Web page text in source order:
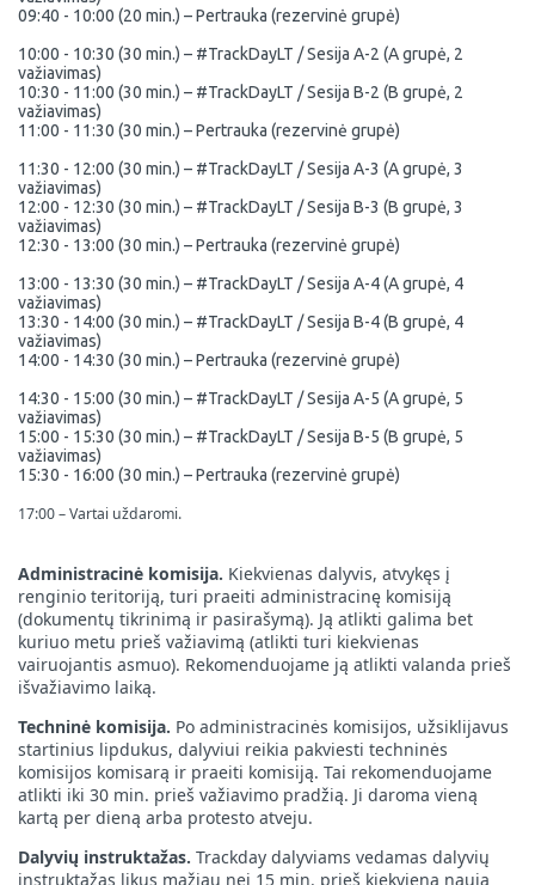
09:40 - 10:00 (20 min.) – Pertrauka (rezervinė grupė)
10:00 - 10:30 (30 min.) – #TrackDayLT / Sesija A-2 (A grupė, 2
važiavimas)
10:30 - 11:00 (30 min.) – #TrackDayLT / Sesija B-2 (B grupė, 2
važiavimas)
11:00 - 11:30 (30 min.) – Pertrauka (rezervinė grupė)
11:30 - 12:00 (30 min.) – #TrackDayLT / Sesija A-3 (A grupė, 3
važiavimas)
12:00 - 12:30 (30 min.) – #TrackDayLT / Sesija B-3 (B grupė, 3
važiavimas)
12:30 - 13:00 (30 min.) – Pertrauka (rezervinė grupė)
13:00 - 13:30 (30 min.) – #TrackDayLT / Sesija A-4(A grupė, 4
važiavimas)
13:30 - 14:00 (30 min.) – #TrackDayLT / Sesija B-4 (B grupė, 4
važiavimas)
14:00 - 14:30 (30 min.) – Pertrauka (rezervinė grupė)
14:30 - 15:00 (30 min.) – #TrackDayLT / Sesija A-5 (A grupė, 5
važiavimas)
15:00 - 15:30 (30 min.) – #TrackDayLT / Sesija B-5 (B grupė, 5
važiavimas)
15:30 - 16:00 (30 min.) – Pertrauka (rezervinė grupė)
17:00 – Vartai uždaromi.
Administracinė komisija. Kiekvienas dalyvis, atvykęs į
renginio teritoriją, turi praeiti administracinę komisiją
(dokumentų tikrinimą ir pasirašymą). Ją atlikti galima bet
kuriuo metu prieš važiavimą (atlikti turi kiekvienas
vairuojantis asmuo). Rekomenduojame ją atlikti valanda prieš
išvažiavimo laiką.
Techninė komisija. Po administracinės komisijos, užsiklijavus
startinius lipdukus, dalyviui reikia pakviesti techninės
komisijos komisarą ir praeiti komisiją. Tai rekomenduojame
atlikti iki 30 min. prieš važiavimo pradžią. Ji daroma vieną
kartą per dieną arba protesto atveju.
Dalyvių instruktažas. Trackday dalyviams vedamas dalyvių
instruktažas likus mažiau nei 15 min. prieš kiekvieną naują